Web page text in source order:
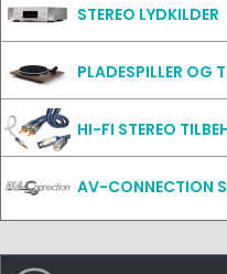
STEREO LYDKILDER
PLADESPILLER OG
HI-FI STEREO
AV-CONNECTION